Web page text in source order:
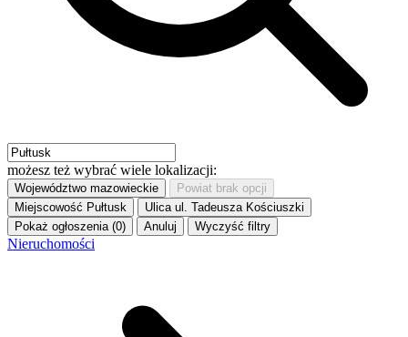
możesz też wybrać wiele lokalizacji:
Województwo mazowieckie Powiat brak opcji
Miejscowość Pułtusk Ulica ul. Tadeusza Kościuszki
Pokaż ogłoszenia (0)
Anuluj Wyczyść filtry
Nieruchomości